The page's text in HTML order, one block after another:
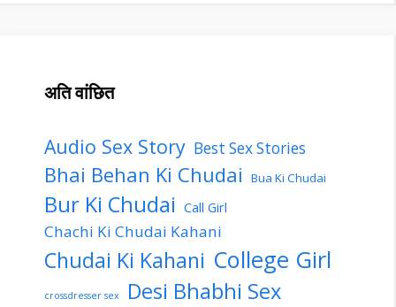
अति वांछित
Audio Sex Story Best Sex Stories
Bhai Behan Ki Chudai Bua Ki Chudai
Bur Ki Chudai Call Girl
Chachi Ki Chudai Kahani
Chudai Ki Kahani College Girl
crossdresser sex Desi Bhabhi Sex